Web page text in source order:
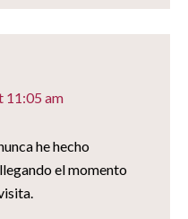
11:05 am
he hecho
el momento